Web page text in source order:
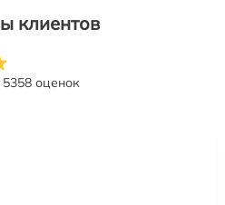
клиентов
5358 оценок